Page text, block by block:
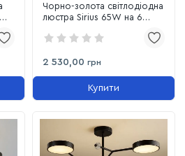
Чорно-золота світлодіодна
люстра Sirius 65W на 6
м² (B XI3366-6 BK+FGD)
2 530,00 грн
Купити